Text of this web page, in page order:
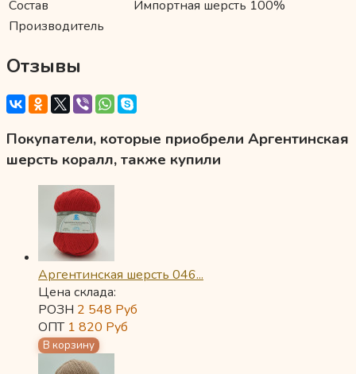
Состав
Импортная шерсть 100%
Производитель
Отзывы
Покупатели, которые приобрели Аргентинская
шерсть коралл, также купили
Аргентинская шерсть 046...
Цена склада:
РОЗН 2 548 Руб
ОПТ 1 820 Руб